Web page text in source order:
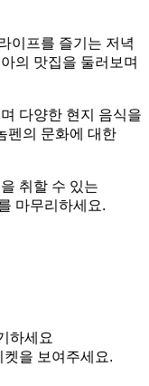
이프를 즐기는 저녁
의 맛집을 둘러보며
다양한 현지 음식을
펜의 문화에 대한
취할 수 있는
마무리하세요.
하세요
을 보여주세요.